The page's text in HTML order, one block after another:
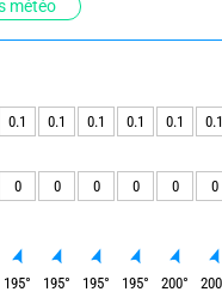
météo
0.1 0.1 0.1 0.1 0.1 0.1
0 0 0 0 0 0
195° 195° 195° 195° 200°
200